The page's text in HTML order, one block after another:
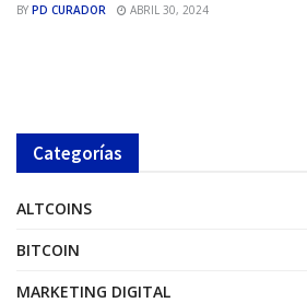
BY PD CURADOR ABRIL 30, 2024
Categorías
ALTCOINS
BITCOIN
MARKETING DIGITAL